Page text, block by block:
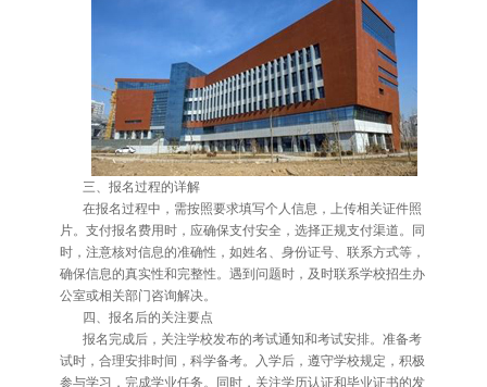
三、报名过程的详解
在报名过程中，需按照要求填写个人信息，上传相关证件照
片。支付报名费用时，应确保支付安全，选择正规支付渠道。同
时，注意核对信息的准确性，如姓名、身份证号、联系方式等，
确保信息的真实性和完整性。遇到问题时，及时联系学校招生办
公室或相关部门咨询解决。
四、报名后的关注要点
报名完成后，关注学校发布的考试通知和考试安排。准备考
试时，合理安排时间，科学备考。入学后，遵守学校规定，积极
参与学习，完成学业任务。同时，关注学历认证和毕业证书的发